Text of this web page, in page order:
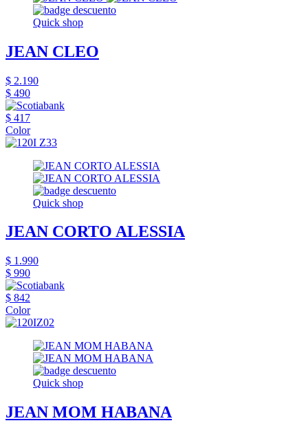
Quick shop
JEAN CLEO
$ 2.190
$ 490
$ 417
Color
Quick shop
JEAN CORTO ALESSIA
$ 1.990
$ 990
$ 842
Color
Quick shop
JEAN MOM HABANA